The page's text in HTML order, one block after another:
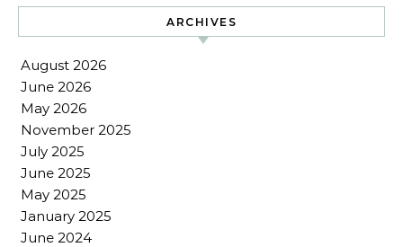
ARCHIVES
August 2026
June 2026
May 2026
November 2025
July 2025
June 2025
May 2025
January 2025
June 2024